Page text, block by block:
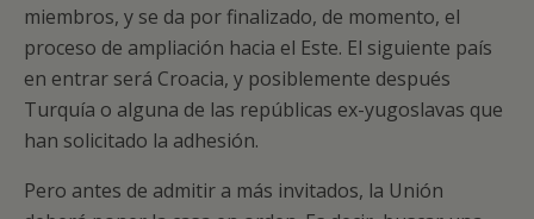
miembros, y se da por finalizado, de momento, el
proceso de ampliación hacia el Este. El siguiente país
en entrar será Croacia, y posiblemente después
Turquía o alguna de las repúblicas ex-yugoslavas que
han solicitado la adhesión.
Pero antes de admitir a más invitados, la Unión